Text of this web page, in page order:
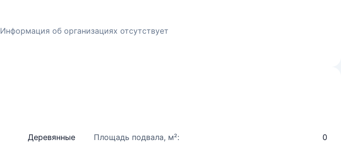
Информация об организациях отсутствует
Деревянные Площадь подвала, м²: 0